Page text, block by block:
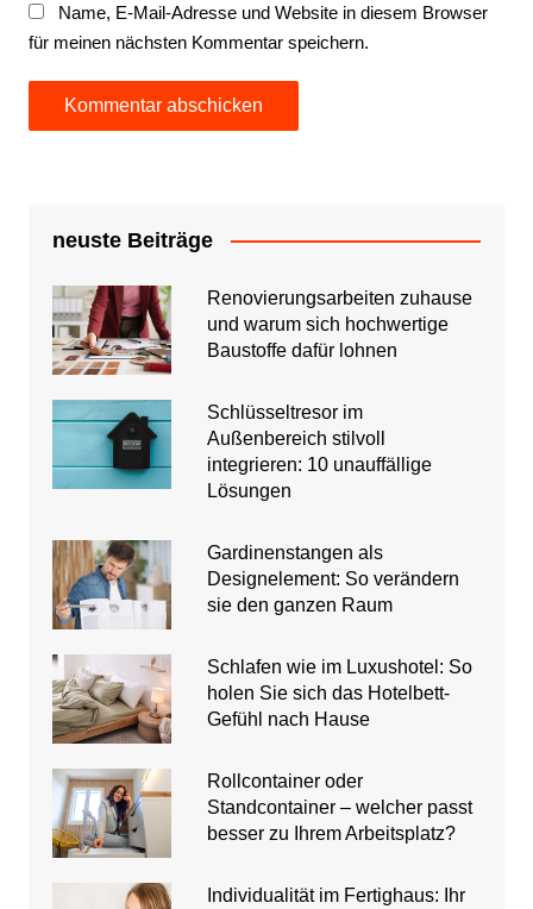
Name, E-Mail-Adresse und Website in diesem Browser
für meinen nächsten Kommentar speichern.
neuste Beiträge
Renovierungsarbeiten zuhause
und warum sich hochwertige
Baustoffe dafür lohnen
Schlüsseltresor im
Außenbereich stilvoll
integrieren: 10 unauffällige
Lösungen
Gardinenstangen als
Designelement: So verändern
sie den ganzen Raum
Schlafen wie im Luxushotel: So
holen Sie sich das Hotelbett-
Gefühl nach Hause
Rollcontainer oder
Standcontainer – welcher passt
besser zu Ihrem Arbeitsplatz?
Individualität im Fertighaus: Ihr